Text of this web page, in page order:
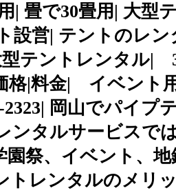
| 畳で30畳用| 大
設営| テントのレ
型テントレンタル|
格|料金| イベント
2323| 岡山でパイ
ンタルサービスで
園祭、イベント、
トレンタルのメリ